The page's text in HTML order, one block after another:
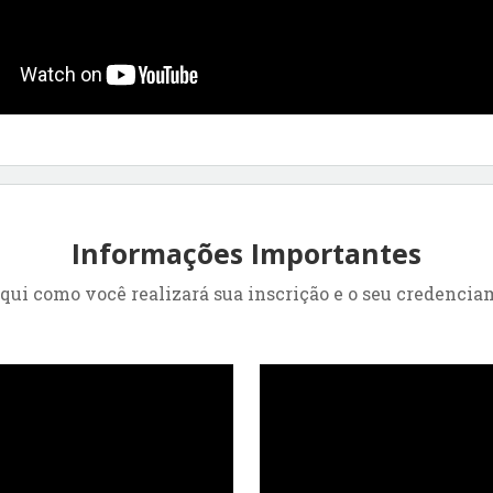
Informações Importantes
como você realizará sua inscrição e o seu